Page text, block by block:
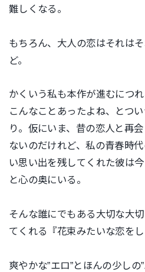
難しくなる。
もちろん、大人の恋はそれは
ど。
かくいう私も本作が進むにつ
こんなことあったよね、とつ
り。仮にいま、昔の恋人と再
ないのだけれど、私の青春時
い思い出を残してくれた彼は
と心の奥にいる。
そんな誰にでもある大切な大
てくれる『花束みたいな恋を
爽やかな”エロ”とほんの少しの